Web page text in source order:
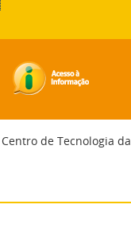
Centro de Tecnologia